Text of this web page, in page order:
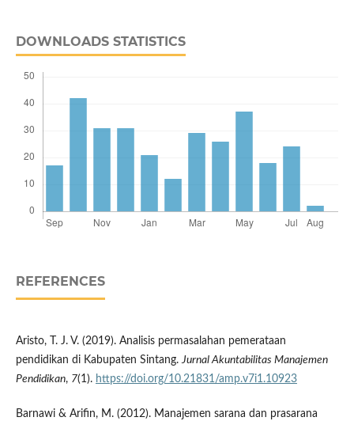
DOWNLOADS STATISTICS
REFERENCES
Aristo, T. J. V. (2019). Analisis permasalahan pemerataan
pendidikan di Kabupaten Sintang.Jurnal Akuntabilitas Manajemen
Pendidikan, 7(1). https://doi.org/10.21831/amp.v7i1.10923
Barnawi & Arifin, M. (2012). Manajemen sarana dan prasarana